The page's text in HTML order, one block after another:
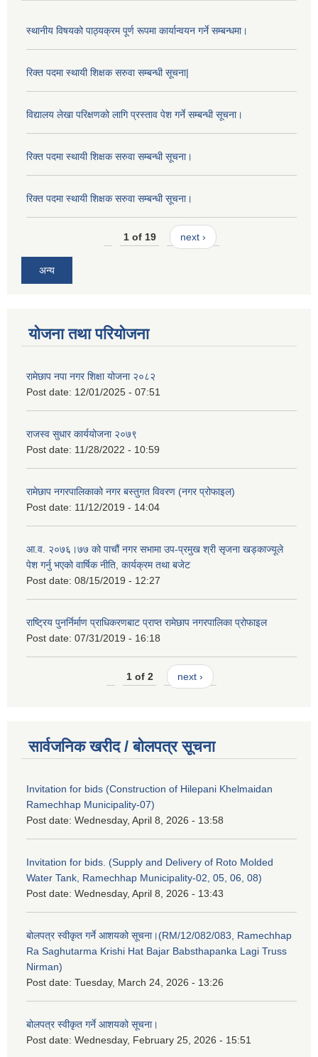
स्थानीय विषयको पाठ्यक्रम पूर्ण रूपमा कार्यान्वयन गर्ने सम्बन्धमा।
रिक्त पदमा स्थायी शिक्षक सरुवा सम्बन्धी सूचना|
विद्यालय लेखा परिक्षणको लागि प्रस्ताव पेश गर्ने सम्बन्धी सूचना।
रिक्त पदमा स्थायी शिक्षक सरुवा सम्बन्धी सूचना।
रिक्त पदमा स्थायी शिक्षक सरुवा सम्बन्धी सूचना।
1 of 19 next ›
अन्य
योजना तथा परियोजना
रामेछाप नपा नगर शिक्षा योजना २०८२
Post date: 12/01/2025 - 07:51
राजस्व सुधार कार्ययोजना २०७९
Post date: 11/28/2022 - 10:59
रामेछाप नगरपालिकाको नगर बस्तुगत विवरण (नगर प्रोफाइल)
Post date: 11/12/2019 - 14:04
आ.व. २०७६।७७ को पाचौं नगर सभामा उप-प्रमुख श्री सृजना खड्काज्यूले
पेश गर्नु भएको वार्षिक नीति, कार्यक्रम तथा बजेट
Post date: 08/15/2019 - 12:27
राष्ट्रिय पुनर्निर्माण प्राधिकरणबाट प्राप्त रामेछाप नगरपालिका प्रोफाइल
Post date: 07/31/2019 - 16:18
1 of 2 next ›
सार्वजनिक खरीद / बोलपत्र सूचना
Invitation for bids (Construction of Hilepani Khelmaidan
Ramechhap Municipality-07)
Post date: Wednesday, April 8, 2026 - 13:58
Invitation for bids. (Supply and Delivery of Roto Molded
Water Tank, Ramechhap Municipality-02, 05, 06, 08)
Post date: Wednesday, April 8, 2026 - 13:43
बोलपत्र स्वीकृत गर्ने आशयको सूचना।(RM/12/082/083, Ramechhap
Ra Saghutarma Krishi Hat Bajar Babsthapanka Lagi Truss
Nirman)
Post date: Tuesday, March 24, 2026 - 13:26
बोलपत्र स्वीकृत गर्ने आशयको सूचना।
Post date: Wednesday, February 25, 2026 - 15:51